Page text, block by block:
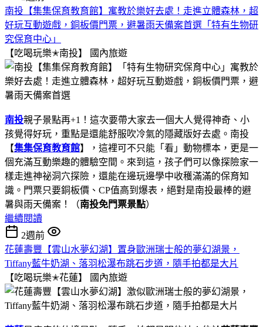
南投【集集保育教育館】寓教於樂好去處！走進立體森林，超
好玩互動遊戲，銅板價門票，避暑雨天備案首選「特有生物研
究保育中心」
【吃喝玩樂✭南投】
國內旅遊
南投親子景點再+1！這次要帶大家去一個大人覺得神奇、小
孩覺得好玩，重點是還能舒服吹冷氣的隱藏版好去處。南投
【集集保育教育館】，這裡可不只能「看」動物標本，更是一
個充滿互動樂趣的體驗空間。來到這，孩子們可以像探險家一
樣走進神祕洞穴探險，還能在邊玩邊學中收穫滿滿的保育知
識。門票只要銅板價、CP值高到爆表，絕對是南投最棒的避
暑與雨天備案！（南投免門票景點）
繼續閱讀
2週前
花蓮壽豐【雲山水夢幻湖】置身歐洲瑞士般的夢幻湖景，
Tiffany藍牛奶湖、落羽松瀑布跳石步道，隨手拍都是大片
【吃喝玩樂✭花蓮】
國內旅遊